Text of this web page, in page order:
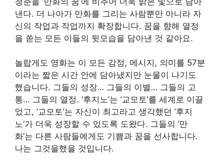
낸다. 더 나아가 만화를 그리는 사람뿐만 아니라 자
신의 작업과 작업까지 확장합니다. 꿈을 향해 열정
을 쏟는 모든 이들의 뒷모습을 담아낸 것 같아요.
놀랍게도 영화는 이 모든 감정, 메시지, 의미를 57분
이라는 짧은 시간 안에 담아냈지만 눈물이 나기도
했습니다. 그들의 성장… 그들의 이별… 그들의 고
통… 그들의 열정. ‘후지노’는 ‘교모토’를 세계로 이끌
었고, ‘교모토’는 자신이 최고라고 생각했던 ‘후지
노’가 더욱 성장할 수 있도록 도왔다. 그들의 ‘만
화’는 다른 사람들에게도 기쁨과 꿈을 선사합니다.
나는 그것을했을 것입니다.